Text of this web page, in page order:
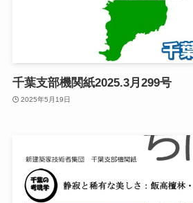
千葉支部機関紙2025.3月299号
2025年5月19日